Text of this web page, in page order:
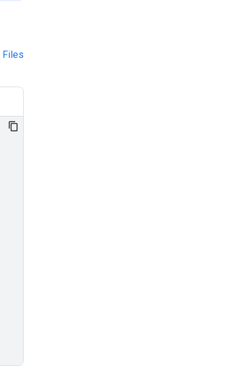
Files